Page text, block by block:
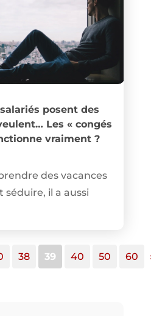
posent des
Les « congés
vraiment ?
des vacances
séduire, il a aussi
38 39 40 50 60